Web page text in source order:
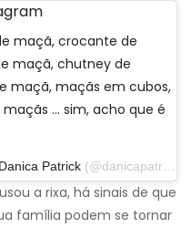
maçã, crocante de
maçã, chutney de
maçã, maçãs em cubos,
... sim, acho que é
Danica Patrick (@danicapatrick) em 29 de setembro de 2019 às 14h31 PDT
a rixa, há sinais de que
família podem se tornar